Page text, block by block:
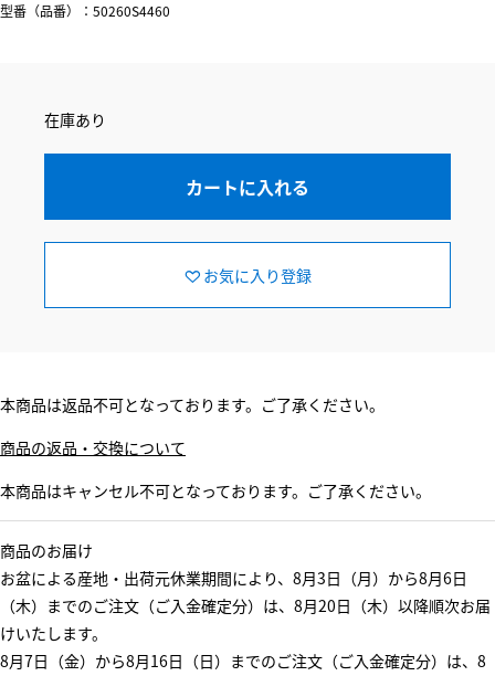
型番（品番）：50260S4460
在庫あり
カートに入れる
お気に入り登録
本商品は返品不可となっております。ご了承ください。
商品の返品・交換について
本商品はキャンセル不可となっております。ご了承ください。
商品のお届け
お盆による産地・出荷元休業期間により、8月3日（月）から8月6日
（木）までのご注文（ご入金確定分）は、8月20日（木）以降順次お届
けいたします。
8月7日（金）から8月16日（日）までのご注文（ご入金確定分）は、8